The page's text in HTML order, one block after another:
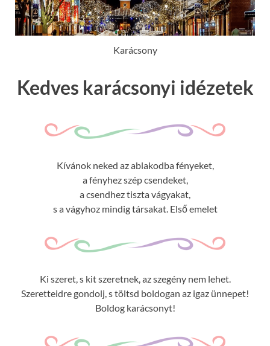
Karácsony
Kedves karácsonyi idézetek
Kívánok neked az ablakodba fényeket,
a fényhez szép csendeket,
a csendhez tiszta vágyakat,
s a vágyhoz mindig társakat. Első emelet
Ki szeret, s kit szeretnek, az szegény nem lehet.
Szeretteidre gondolj, s töltsd boldogan az igaz ünnepet!
Boldog karácsonyt!